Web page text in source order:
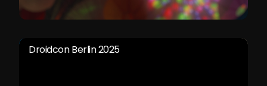
Droidcon Berlin 2025